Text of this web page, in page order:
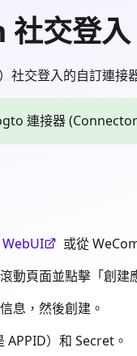
社交登
社交登入的自訂連接
連接器
或從
動頁面並點擊「創建
息，然後創建。
）和 Secret。